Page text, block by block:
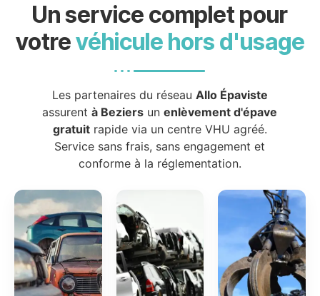
Un service complet pour
votrevéhicule hors d'usage
Les partenaires du réseau Allo Épaviste
assurentà Beziers unenlèvement d'épave
gratuitrapide via un centre VHU agréé.
Service sans frais, sans engagement et
conforme à la réglementation.